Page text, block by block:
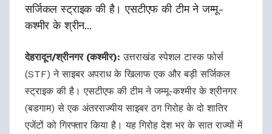
सर्जिकल स्ट्राइक की है। एसटीएफ की टीम ने जम्मू-
कश्मीर के श्रीन...
देहरादून/श्रीनगर (कश्मीर): उत्तराखंड स्पेशल टास्क फोर्स
(STF) ने साइबर अपराध के खिलाफ एक और बड़ी सर्जिकल
स्ट्राइक की है। एसटीएफ की टीम ने जम्मू-कश्मीर के श्रीनगर
(बडगाम) से एक अंतरराज्यीय साइबर ठग गिरोह के दो शातिर
एजेंटों को गिरफ्तार किया है। यह गिरोह देश भर के सात राज्यों में